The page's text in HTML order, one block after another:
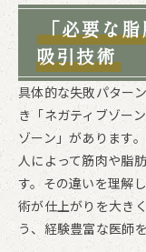
「必要な
吸引技術
具体的な失敗パター
き「ネガティブゾー
ゾーン」があります。
人によって筋肉や脂
す。その違いを理解
術が仕上がりを大き
う、経験豊富な医師